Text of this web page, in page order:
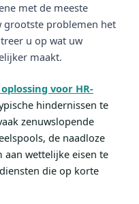
met de meeste
grootste problemen het
u op wat uw
maakt.
voor HR-
hindernissen te
zenuwslopende
de naadloze
wettelijke eisen te
die op korte